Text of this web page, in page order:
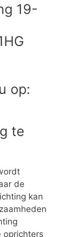
19-
op:
te
de
kan
oprichters